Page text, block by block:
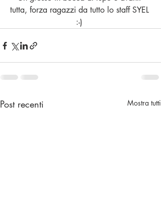
tutta, forza ragazzi da tutto lo staff SYEL
:-)
Post recenti Mostra tutti